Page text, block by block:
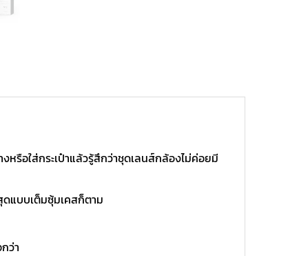
หรือใส่กระเป๋าแล้วรู้สึกว่าชุดเลนส์กล้องไม่ค่อยมี
ดแบบเต็มซุ้มเคสก็ตาม
ว่า